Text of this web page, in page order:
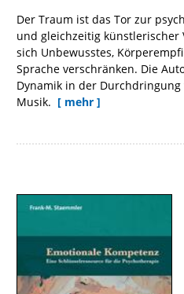
Der Traum ist das Tor zur
und gleichzeitig künstlerischer
sich Unbewusstes,
Sprache verschränken. Die
Dynamik in der Durchdringung
Musik. [ mehr ]